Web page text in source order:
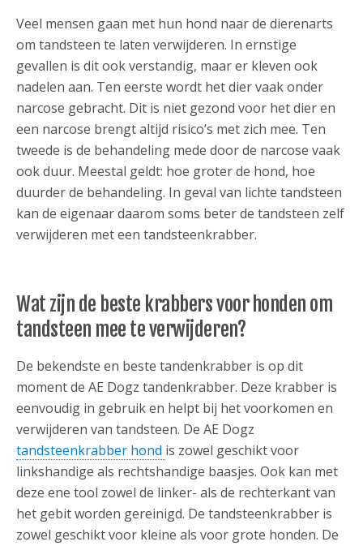
Veel mensen gaan met hun hond naar de dierenarts
om tandsteen te laten verwijderen. In ernstige
gevallen is dit ook verstandig, maar er kleven ook
nadelen aan. Ten eerste wordt het dier vaak onder
narcose gebracht. Dit is niet gezond voor het dier en
een narcose brengt altijd risico’s met zich mee. Ten
tweede is de behandeling mede door de narcose vaak
ook duur. Meestal geldt: hoe groter de hond, hoe
duurder de behandeling. In geval van lichte tandsteen
kan de eigenaar daarom soms beter de tandsteen zelf
verwijderen met een tandsteenkrabber.
Wat zijn de beste krabbers voor honden om
tandsteen mee te verwijderen?
De bekendste en beste tandenkrabber is op dit
moment de AE Dogz tandenkrabber. Deze krabber is
eenvoudig in gebruik en helpt bij het voorkomen en
verwijderen van tandsteen. De AE Dogz
tandsteenkrabber hond is zowel geschikt voor
linkshandige als rechtshandige baasjes. Ook kan met
deze ene tool zowel de linker- als de rechterkant van
het gebit worden gereinigd. De tandsteenkrabber is
zowel geschikt voor kleine als voor grote honden. De